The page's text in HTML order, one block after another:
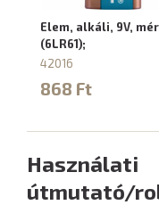
Elem, alkáli, 9V,
(6LR61);
42016
868 Ft
Használati
útmutató/